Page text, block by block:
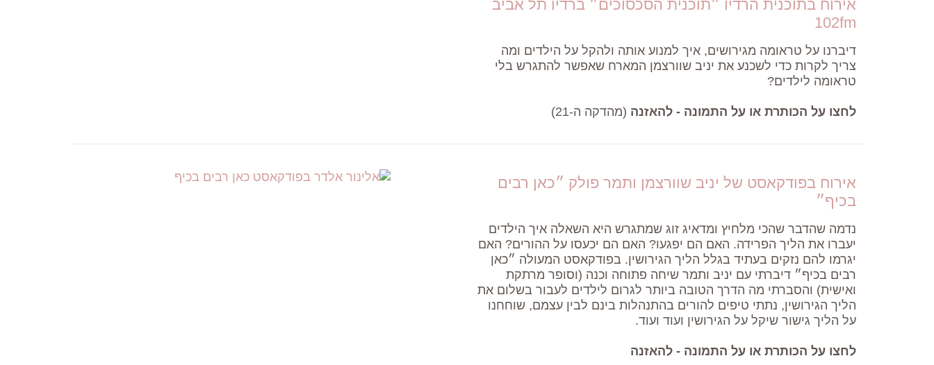
אירוח בתוכנית הרדיו ״תוכנית הסכסוכים״ ברדיו תל אביב
102fm
דיברנו על טראומה מגירושים, איך למנוע אותה ולהקל על הילדים ומה
צריך לקרות כדי לשכנע את יניב שוורצמן המארח שאפשר להתגרש בלי
טראומה לילדים?
לחצו על הכותרת או על התמונה - להאזנה (מהדקה ה-21)
אירוח בפודקאסט של יניב שוורצמן ותמר פולק ״כאן רבים
בכיף״
נדמה שהדבר שהכי מלחיץ ומדאיג זוג שמתגרש היא השאלה איך הילדים
יעברו את הליך הפרידה. האם הם יפגעו? האם הם יכעסו על ההורים? האם
יגרמו להם נזקים בעתיד בגלל הליך הגירושין. בפודקאסט המעולה ״כאן
רבים בכיף״ דיברתי עם יניב ותמר שיחה פתוחה וכנה (וסופר מרתקת
ואישית) והסברתי מה הדרך הטובה ביותר לגרום לילדים לעבור בשלום את
הליך הגירושין, נתתי טיפים להורים בהתנהלות בינם לבין עצמם, שוחחנו
על הליך גישור שיקל על הגירושין ועוד ועוד.
לחצו על הכותרת או על התמונה - להאזנה